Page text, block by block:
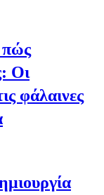
πώς
Οι
φάλαινες